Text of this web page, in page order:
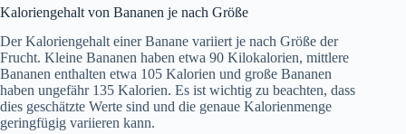
Kaloriengehalt von Bananen je nach Größe
Der Kaloriengehalt einer Banane variiert je nach Größe der
Frucht. Kleine Bananen haben etwa 90 Kilokalorien, mittlere
Bananen enthalten etwa 105 Kalorien und große Bananen
haben ungefähr 135 Kalorien. Es ist wichtig zu beachten, dass
dies geschätzte Werte sind und die genaue Kalorienmenge
geringfügig variieren kann.